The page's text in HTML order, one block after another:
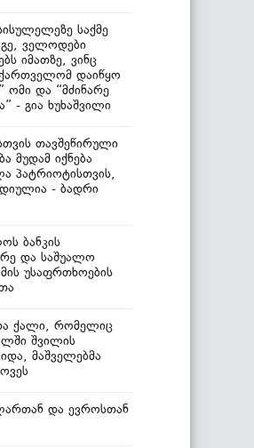
საქმე
ველოდები
იმათზე, ვინც
დაიწყო
ომი და “მძინარე
- გია ხუხაშვილი
თავშეწირული
მუდამ იქნება
პატრიოტისთვის,
- ბადრი
ბანკის
და საშუალო
უსაფრთხოების
ქალი, რომელიც
შვილის
მაშველებმა
და ევროსთან